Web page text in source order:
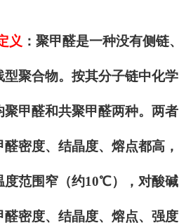
义 ：聚甲醛是一种没有侧链、
聚合物。按其分子链中化学
甲醛和共聚甲醛两种。两者
密度、结晶度、熔点都高，
度范围窄（约10℃），对酸碱
密度、结晶度、熔点、强度